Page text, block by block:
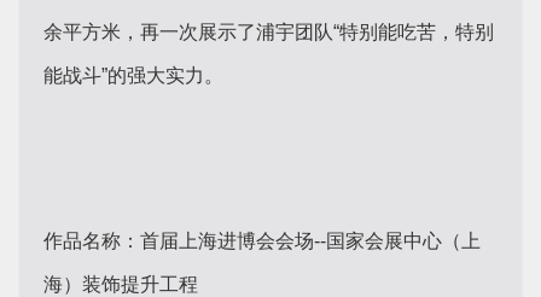
余平方米，再一次展示了浦宇团队“特别能吃苦，特别
能战斗”的强大实力。
作品名称：首届上海进博会会场--国家会展中心（上
海）装饰提升工程